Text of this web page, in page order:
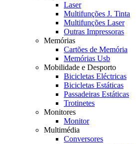
Laser
Multifunções J. Tinta
Multifunções Laser
Outras Impressoras
Memórias
Cartões de Memória
Memórias Usb
Mobilidade e Desporto
Bicicletas Eléctricas
Bicicletas Estáticas
Passadeiras Estáticas
Trotinetes
Monitores
Monitor
Multimédia
Conversores